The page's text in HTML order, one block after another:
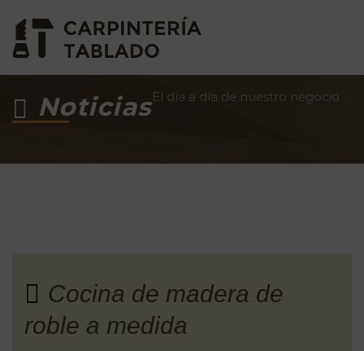
NoticiasEl día a día de nuestro negocio
Cocina de madera de
roble a medida